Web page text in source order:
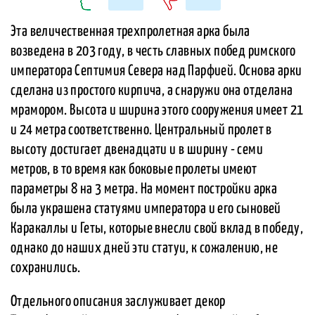
Эта величественная трехпролетная арка была
возведена в 203 году, в честь славных побед римского
императора Септимия Севера над Парфией. Основа арки
сделана из простого кирпича, а снаружи она отделана
мрамором. Высота и ширина этого сооружения имеет 21
и 24 метра соответственно. Центральный пролет в
высоту достигает двенадцати и в ширину - семи
метров, в то время как боковые пролеты имеют
параметры 8 на 3 метра. На момент постройки арка
была украшена статуями императора и его сыновей
Каракаллы и Геты, которые внесли свой вклад в победу,
однако до наших дней эти статуи, к сожалению, не
сохранились.
Отдельного описания заслуживает декор